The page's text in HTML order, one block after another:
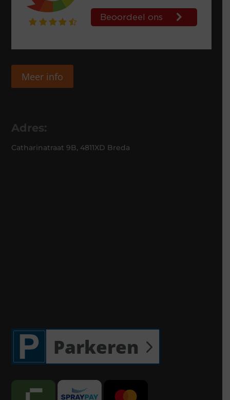
Meer info
Adres:
Catharinatraat 9B, 4811XD Breda
Parkeren